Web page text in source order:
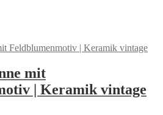
mit
| Keramik vintage